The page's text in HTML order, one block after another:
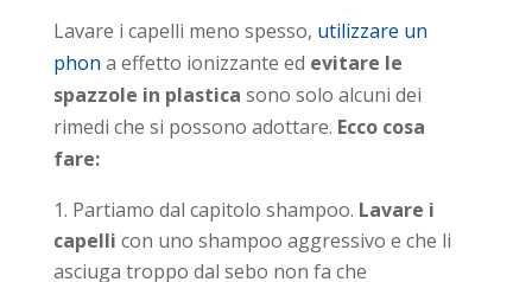
Lavare i capelli meno spesso, utilizzare un
phon a effetto ionizzante ed evitare le
spazzole in plastica sono solo alcuni dei
rimedi che si possono adottare. Ecco cosa
fare:
Partiamo dal capitolo shampoo. Lavare i
capelli con uno shampoo aggressivo e che li
asciuga troppo dal sebo non fa che